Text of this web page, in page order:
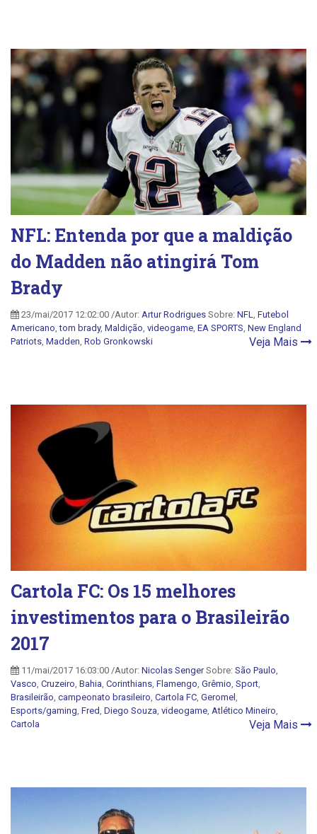
NFL: Entenda por que a maldição
do Madden não atingirá Tom
Brady
23/mai/2017 12:02:00 /Autor: Artur Rodrigues Sobre: NFL, Futebol
Americano,tom brady, Maldição, videogame, EA SPORTS, New England
Patriots, Madden, Rob Gronkowski Veja Mais
Cartola FC: Os 15 melhores
investimentos para o Brasileirão
2017
11/mai/2017 16:03:00 /Autor: Nicolas SengerSobre: São Paulo,
Vasco, Cruzeiro, Bahia, Corinthians, Flamengo, Grêmio, Sport,
Brasileirão, campeonato brasileiro, Cartola FC, Geromel ,
Esports/gaming, Fred, Diego Souza, videogame, Atlético Mineiro,
Cartola
Veja Mais